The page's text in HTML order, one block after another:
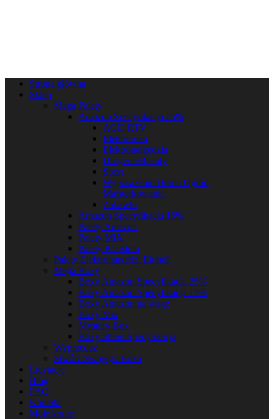
Strona główna
Sklep
Mega Palety
Amazon Specyfikacja 25%
AGD RTV
Elektronika
Elektronarzędzia
Drogeria/Beauty
Sport
Wyposażenie Domu Ogród
Majsterkowanie
Zabawki
Amazon Specyfikacja 15%
Palety Amazon
Palety MIX
Palety Klarstein
Palety Elektronarzędzi Einhell
Mega Boxy
Boxy Amazon Specyfikacja 25%
Boxy Amazon Specyfikacja 15%
Boxy Amazon na wagę
Boxy Mix
Mystery Box
Boxy Shein Specyfikacja
Wyprzedaż
Stwórz Swojego Boxa
Licytacje
Blog
FAQ
Kontakt
Moje konto